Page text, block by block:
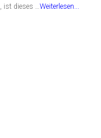
ist dieses …Weiterlesen...